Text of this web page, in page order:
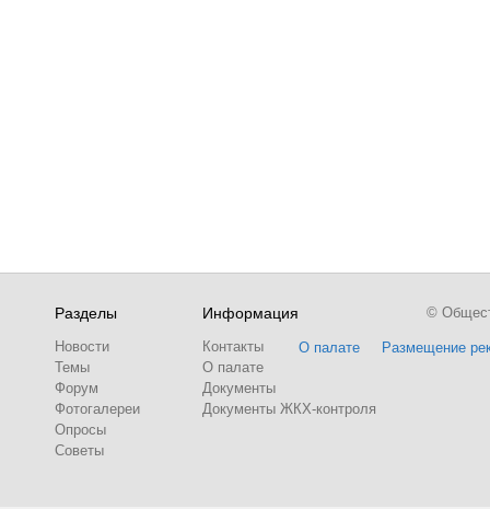
Разделы
Новости
Темы
Форум
Фотогалереи
Опросы
Советы
Информация
Контакты
О палате
Документы
Документы ЖКХ-контроля
О палате Размещение
©